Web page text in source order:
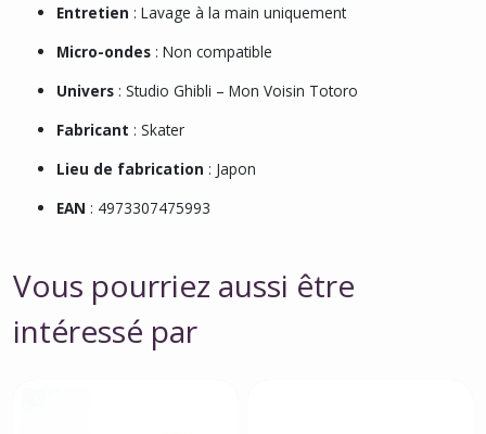
Entretien : Lavage à la main uniquement
Micro-ondes : Non compatible
Univers : Studio Ghibli – Mon Voisin Totoro
Fabricant : Skater
Lieu de fabrication : Japon
EAN : 4973307475993
Vous pourriez aussi être
intéressé par